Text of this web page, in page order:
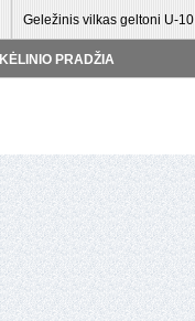
Geležinis vilkas geltoni U-10
PRADŽIA